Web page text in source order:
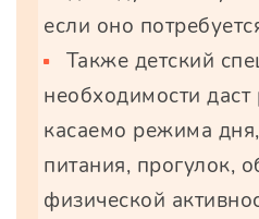
если оно
Также детский
необходимости
касаемо режима
питания, прогулок,
физической